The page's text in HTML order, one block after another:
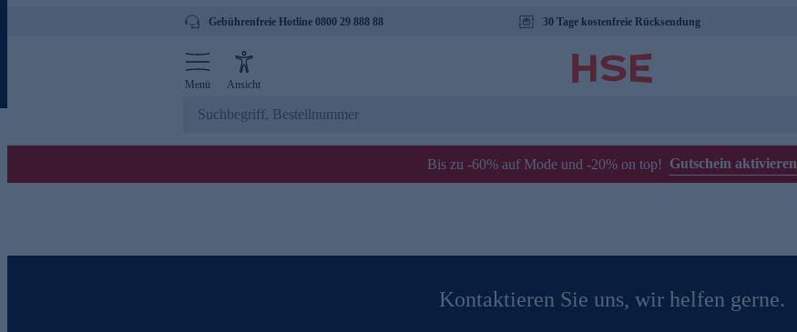
Gebührenfreie Hotline 0800 29 888 88 30 Tage kostenfreie Rücksendung
Menü Ansicht
Bis zu -60% auf Mode und -20% on top! Gutschein aktivieren
Kontaktieren Sie uns, wir helfen gerne.